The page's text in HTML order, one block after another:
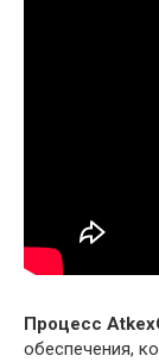
Процесс
обеспечения,